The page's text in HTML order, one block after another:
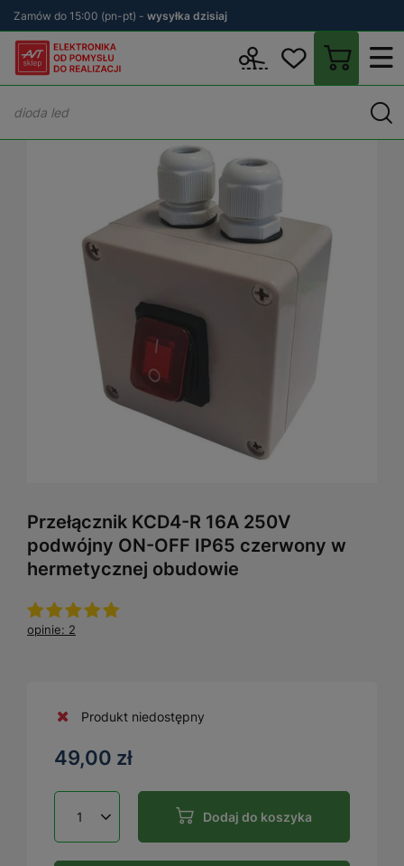
Zamów do 15:00 (pn-pt) - wysyłka dzisiaj
Przyciski
Przełącznik KCD4-R 16A 250V
podwójny ON-OFF IP65 czerwony w
hermetycznej obudowie
opinie: 2
Produkt niedostępny
49,00 zł
Dodaj do koszyka